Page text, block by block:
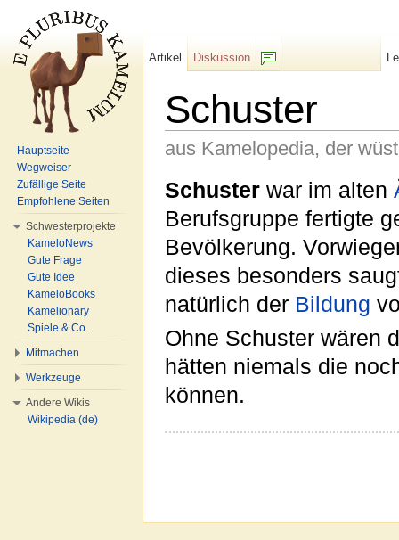
Schuster
aus Kamelopedia, der
Schuster war im alten
Berufsgruppe fertigte
Bevölkerung.
dieses besonders
natürlich der Bildung
Ohne Schuster wären
hätten niemals die
können.
Artikel
Diskussion
Hauptseite
Wegweiser
Zufällige Seite
Empfohlene Seiten
Schwesterprojekte
KameloNews
Gute Frage
Gute Idee
KameloBooks
Kamelionary
Spiele & Co.
Mitmachen
Werkzeuge
Andere Wikis
Wikipedia (de)